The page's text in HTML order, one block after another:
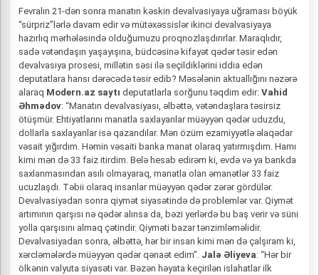
Fevralın 21-dən sonra manatın kəskin devalvasiyaya uğraması böyük
“sürpriz”lərlə davam edir və mütəxəssislər ikinci devalvasiyaya
hazırlıq mərhələsində olduğumuzu proqnozlaşdırırlar. Maraqlıdır,
sadə vətəndaşın yaşayışına, büdcəsinə kifayət qədər təsir edən
devalvasiya prosesi, millətin səsi ilə seçildiklərini iddia edən
deputatlara hansı dərəcədə təsir edib? Məsələnin aktuallığını nəzərə
alaraq Modern.az saytı deputatlarla sorğunu təqdim edir: Vahid
Əhmədov: “Manatın devalvasiyası, əlbəttə, vətəndaşlara təsirsiz
ötüşmür. Ehtiyatlarını manatla saxlayanlar müəyyən qədər uduzdu,
dollarla saxlayanlar isə qazandılar. Mən özüm ezamiyyətlə əlaqədar
vəsait yığırdım. Həmin vəsaiti banka manat olaraq yatırmışdım. Hamı
kimi mən də 33 faiz itirdim. Belə hesab edirəm ki, evdə və ya bankda
saxlanmasından asılı olmayaraq, manatla olan əmanətlər 33 faiz
ucuzlaşdı. Təbii olaraq insanlar müəyyən qədər zərər gördülər.
Devalvasiyadan sonra qiymət siyasətində də problemlər var. Qiymət
artımının qarşısı nə qədər alınsa da, bəzi yerlərdə bu baş verir və süni
yolla qarşısını almaq çətindir. Qiyməti bazar tənzimləməlidir.
Devalvasiyadan sonra, əlbəttə, hər bir insan kimi mən də çalşıram ki,
xərcləmələrdə müəyyən qədər qənaət edim”. Jalə Əliyeva: “Hər bir
ölkənin valyuta siyasəti var. Bəzən həyata keçirilən islahatlar ilk